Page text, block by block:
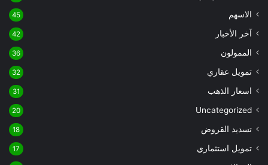
الاسهم 45
آخر الأخبار 42
الممولون 36
تمويل عقاري 32
اسعار الذهب 31
Uncategorized
20
تسديد القروض 18
تمويل استثماري 17